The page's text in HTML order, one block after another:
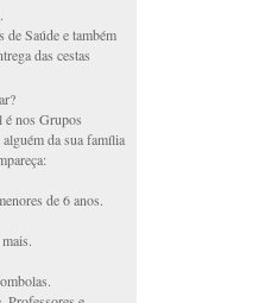
Saúde e também
das cestas
é nos Grupos
da sua família
de 6 anos.